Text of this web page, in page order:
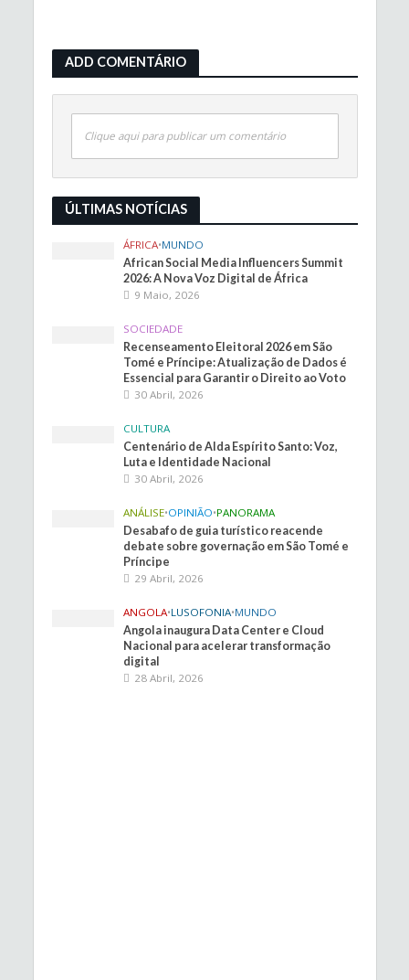
ADD COMENTÁRIO
Clique aqui para publicar um comentário
ÚLTIMAS NOTÍCIAS
ÁFRICA•MUNDO
African Social Media Influencers Summit
2026: A Nova Voz Digital de África
9 Maio, 2026
SOCIEDADE
Recenseamento Eleitoral 2026 em São
Tomé e Príncipe: Atualização de Dados é
Essencial para Garantir o Direito ao Voto
30 Abril, 2026
CULTURA
Centenário de Alda Espírito Santo: Voz,
Luta e Identidade Nacional
30 Abril, 2026
ANÁLISE•OPINIÃO•PANORAMA
Desabafo de guia turístico reacende
debate sobre governação em São Tomé e
Príncipe
29 Abril, 2026
ANGOLA•LUSOFONIA•MUNDO
Angola inaugura Data Center e Cloud
Nacional para acelerar transformação
digital
28 Abril, 2026